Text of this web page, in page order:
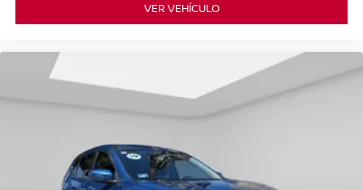
VER VEHÍCULO